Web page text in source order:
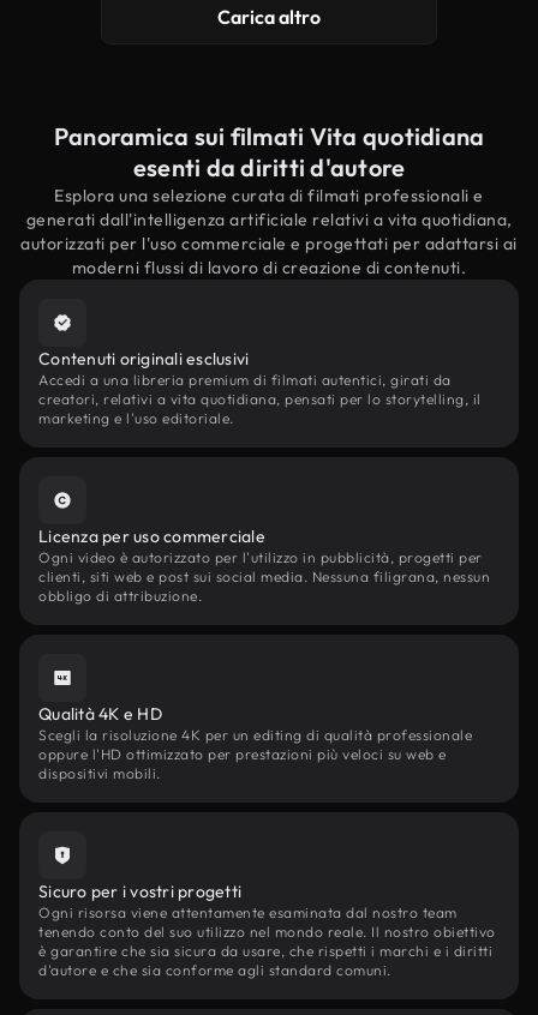
Carica altro
Panoramica sui filmati Vita quotidiana
esenti da diritti d'autore
Esplora una selezione curata di filmati professionali e
generati dall'intelligenza artificiale relativi a vita quotidiana,
autorizzati per l'uso commerciale e progettati per adattarsi ai
moderni flussi di lavoro di creazione di contenuti.
Contenuti originali esclusivi
Accedi a una libreria premium di filmati autentici, girati da
creatori, relativi a vita quotidiana, pensati per lo storytelling, il
marketing e l'uso editoriale.
Licenza per uso commerciale
Ogni video è autorizzato per l'utilizzo in pubblicità, progetti per
clienti, siti web e post sui social media. Nessuna filigrana, nessun
obbligo di attribuzione.
Qualità 4K e HD
Scegli la risoluzione 4K per un editing di qualità professionale
oppure l'HD ottimizzato per prestazioni più veloci su web e
dispositivi mobili.
Sicuro per i vostri progetti
Ogni risorsa viene attentamente esaminata dal nostro team
tenendo conto del suo utilizzo nel mondo reale. Il nostro obiettivo
è garantire che sia sicura da usare, che rispetti i marchi e i diritti
d'autore e che sia conforme agli standard comuni.